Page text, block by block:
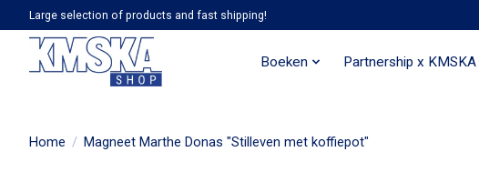
Large selection of products and fast shipping!
Boeken Partnership x KMSKA
Home / Magneet Marthe Donas "Stilleven met koffiepot"